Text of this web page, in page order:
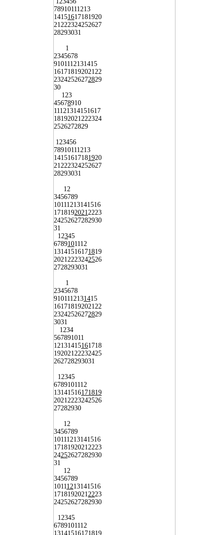
78910111213
14151617181920
21222324252627
28293031
1
2345678
9101112131415
16171819202122
23242526272829
30
123
45678910
11121314151617
18192021222324
2526272829
123456
78910111213
14151617181920
21222324252627
28293031
12
3456789
10111213141516
17181920212223
24252627282930
31
12345
6789101112
13141516171819
20212223242526
2728293031
1
2345678
9101112131415
16171819202122
23242526272829
3031
1234
567891011
12131415161718
19202122232425
262728293031
12345
6789101112
13141516171819
20212223242526
27282930
12
3456789
10111213141516
17181920212223
24252627282930
31
12
3456789
10111213141516
17181920212223
24252627282930
12345
6789101112
13141516171819